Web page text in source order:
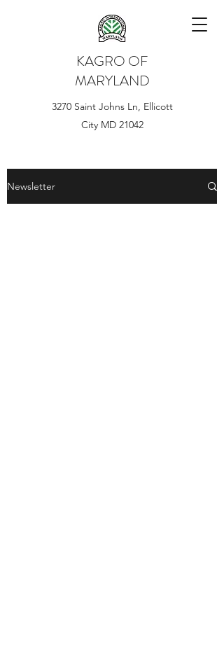
KAGRO OF
MARYLAND
3270 Saint Johns Ln, Ellicott
City MD 21042
Newsletter